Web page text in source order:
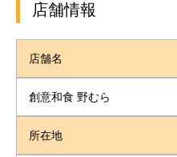
店舗情報
店舗名
創意和食 野むら
所在地